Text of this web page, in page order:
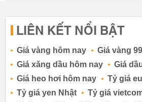
LIÊN KẾT NỔI BẬT
Giá vàng hôm nay
Giá vàng
Giá xăng dầu hôm nay
Giá
Giá heo hơi hôm nay
Tỷ giá
Tỷ giá yen Nhật
Tỷ giá